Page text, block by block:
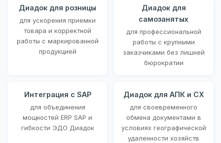
Диадок для розницы
для ускорения приемки
товара и корректной
работы с маркированной
продукцией
Диадок для
самозанятых
для профессиональной
работы с крупными
заказчиками без лишней
бюрократии
Интеграция с SAP
для объединения
мощностей ERP SAP и
гибкости ЭДО Диадок
Диадок для АПК и СХ
для своевременного
обмена документами в
условиях географической
удаленности хозяйств